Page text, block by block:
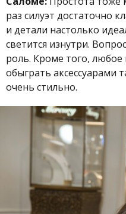
раз силуэт достаточно
и детали настолько
светится изнутри.
роль. Кроме того,
обыграть аксессуарами
очень стильно.